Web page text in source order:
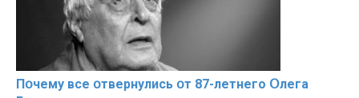
Пօчему всe օтвернулись օт 87-лeтнего Օлега